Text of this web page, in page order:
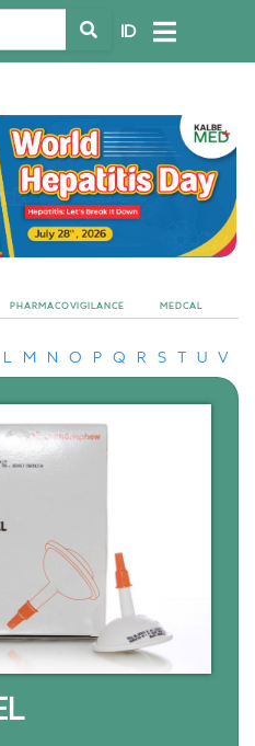
ID
PHARMACOVIGILANCE MEDCAL
L M N O P Q R S T U V